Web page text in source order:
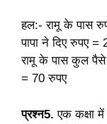
हल:- रामू के पास
पापा ने दिए रुपए =
रामू के पास कुल
= 70 रुपए
प्रश्न5. एक कक्षा में